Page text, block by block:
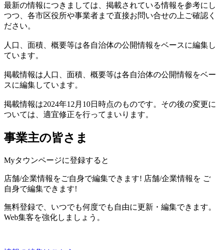
最新の情報につきましては、掲載されている情報を参考にし
つつ、各市区役所や事業者まで直接お問い合せの上ご確認く
ださい。
人口、面積、概要等は各自治体の公開情報をベースに編集し
ています。
掲載情報は人口、面積、概要等は各自治体の公開情報をベー
スに編集しています。
掲載情報は2024年12月10日時点のものです。その後の変更に
ついては、適宜修正を行ってまいります。
事業主の皆さま
Myタウンページに登録すると
店舗/企業情報をご自身で編集できます! 店舗/企業情報を ご
自身で編集できます!
無料登録で、いつでも何度でも自由に更新・編集できます。
Web集客を強化しましょう。